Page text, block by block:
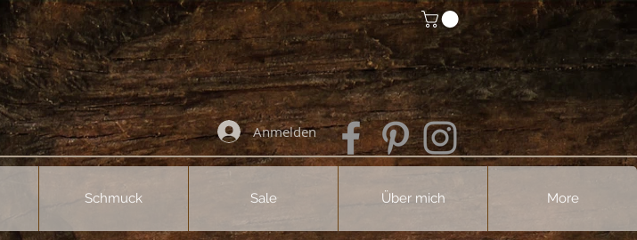
Anmelden
Schmuck Sale Über mich More